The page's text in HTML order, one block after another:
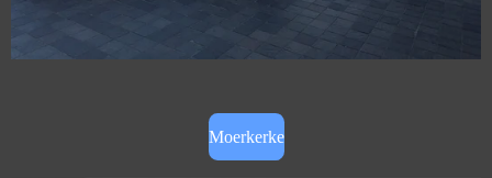
Moerkerke